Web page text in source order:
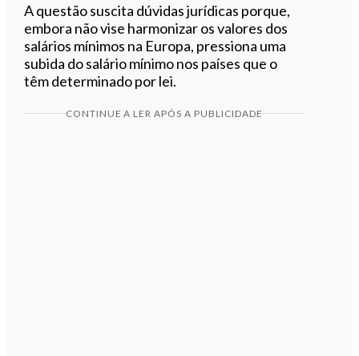
A questão suscita dúvidas jurídicas porque,
embora não vise harmonizar os valores dos
salários mínimos na Europa, pressiona uma
subida do salário mínimo nos países que o
têm determinado por lei.
CONTINUE A LER APÓS A PUBLICIDADE